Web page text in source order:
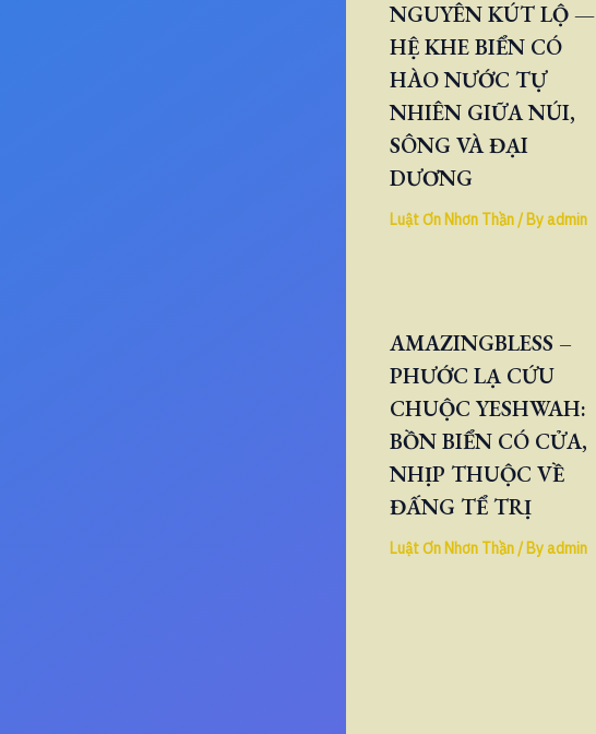
NGUYÊN KÚT LỘ —
HỆ KHE BIỂN CÓ
HÀO NƯỚC TỰ
NHIÊN GIỮA NÚI,
SÔNG VÀ ĐẠI
DƯƠNG
Luật Ơn Nhơn Thần/ Byadmin
AMAZINGBLESS –
PHƯỚC LẠ CỨU
CHUỘC YESHWAH:
BỒN BIỂN CÓ CỬA,
NHỊP THUỘC VỀ
ĐẤNG TỂ TRỊ
Luật Ơn Nhơn Thần/ Byadmin